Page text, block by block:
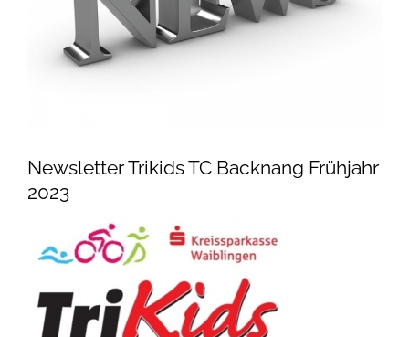
Newsletter Trikids TC Backnang Frühjahr
2023